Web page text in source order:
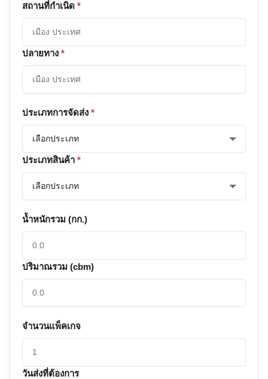
สถานที่กําเนิด *
ปลายทาง *
ประเภทการจัดส่ง *
ประเภทสินค้า *
น้ำหนักรวม (กก.)
ปริมาณรวม (cbm)
จำนวนแพ็คเกจ
วันส่งที่ต้องการ